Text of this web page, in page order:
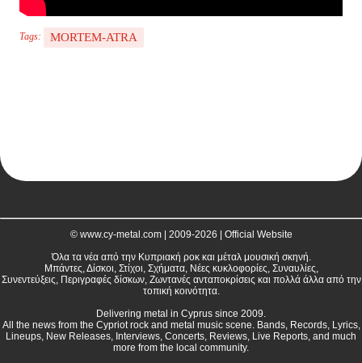
Tags: MORTEM-ATRA
© www.cy-metal.com | 2009-2026 | Official Website
Όλα τα νέα από την Κυπριακή ροκ και μέταλ μουσική σκηνή.
Μπάντες, Δίσκοι, Στίχοι, Σχήματα, Νέες κυκλοφορίες, Συναυλίες,
Συνεντεύξεις, Περιγραφές δίσκων, Ζωντανές ανταποκρίσεις και πολλά άλλα από την
τοπική κοινότητα.
Delivering metal in Cyprus since 2009.
All the news from the Cypriot rock and metal music scene. Bands, Records, Lyrics,
Lineups, New Releases, Interviews, Concerts, Reviews, Live Reports, and much
more from the local community.